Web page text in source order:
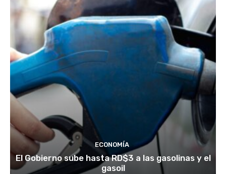
ECONOMÍA
El Gobierno sube hasta RD$3 a las gasolinas y el
gasoil